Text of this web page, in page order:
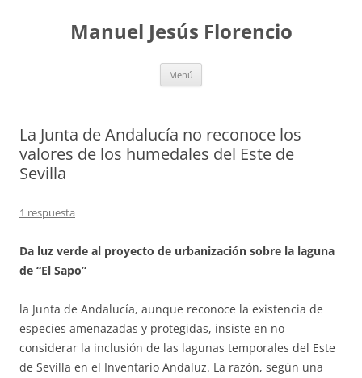
contenidoManuel Jesús Florencio
Menú
La Junta de Andalucía no reconoce los
valores de los humedales del Este de
Sevilla
1 respuesta
Da luz verde al proyecto de urbanización sobre la laguna
de “El Sapo”
la Junta de Andalucía, aunque reconoce la existencia de
especies amenazadas y protegidas, insiste en no
considerar la inclusión de las lagunas temporales del Este
de Sevilla en el Inventario Andaluz. La razón, según una